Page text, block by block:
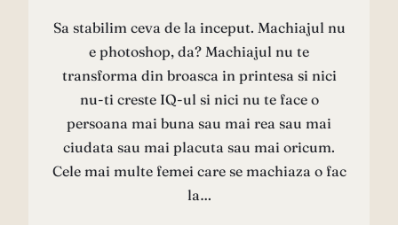
Sa stabilim ceva de la inceput. Machiajul nu
e photoshop, da? Machiajul nu te
transforma din broasca in printesa si nici
nu-ti creste IQ-ul si nici nu te face o
persoana mai buna sau mai rea sau mai
ciudata sau mai placuta sau mai oricum.
Cele mai multe femei care se machiaza o fac
la…